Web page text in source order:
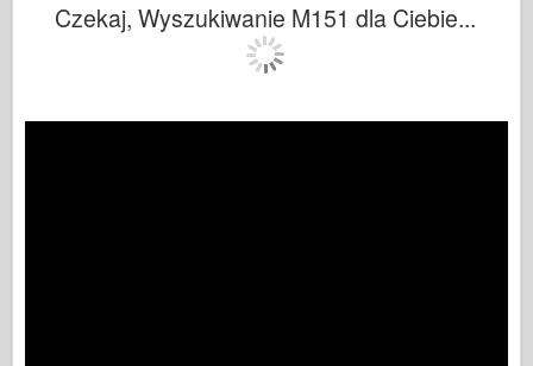
Czekaj, Wyszukiwanie M151 dla Ciebie...